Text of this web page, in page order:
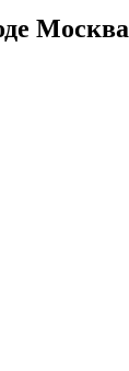
Москва